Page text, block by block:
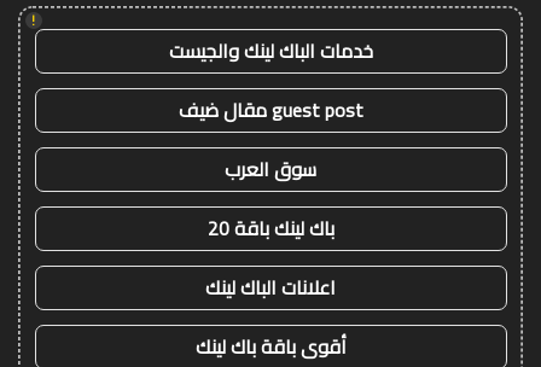
!
خدمات الباك لينك والجيست
guest post مقال ضيف
سوق العرب
باك لينك باقة 20
اعلانات الباك لينك
أقوى باقة باك لينك